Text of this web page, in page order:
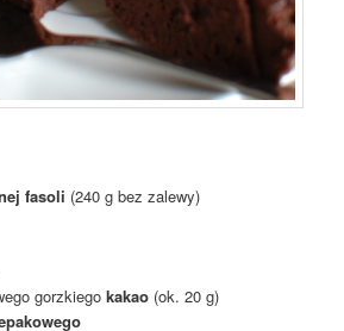
fasoli (240 g bez zalewy)
gorzkiego kakao(ok. 20 g)